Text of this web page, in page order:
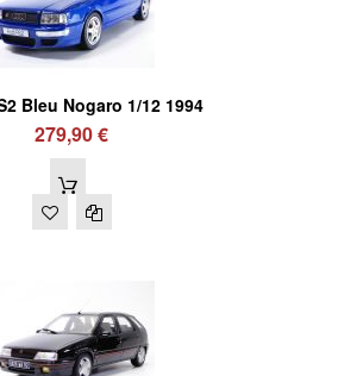
Bleu Nogaro 1/12 1994
279,90 €